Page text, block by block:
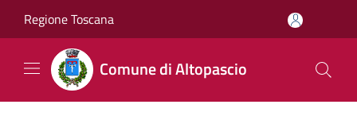
Regione Toscana
Comune di Altopascio